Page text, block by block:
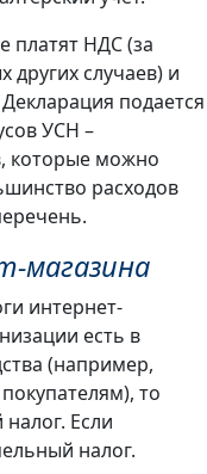
платят НДС (за
случаев) и
подается
УСН –
которые можно
расходов
магазина
интернет-
есть в
(например,
то
Если
налог.